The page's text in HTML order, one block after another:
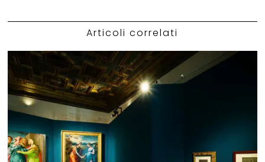
Articoli correlati